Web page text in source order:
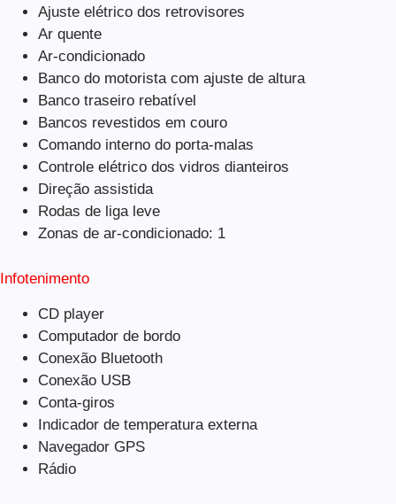
Ajuste elétrico dos retrovisores
Ar quente
Ar-condicionado
Banco do motorista com ajuste de altura
Banco traseiro rebatível
Bancos revestidos em couro
Comando interno do porta-malas
Controle elétrico dos vidros dianteiros
Direção assistida
Rodas de liga leve
Zonas de ar-condicionado: 1
Infotenimento
CD player
Computador de bordo
Conexão Bluetooth
Conexão USB
Conta-giros
Indicador de temperatura externa
Navegador GPS
Rádio